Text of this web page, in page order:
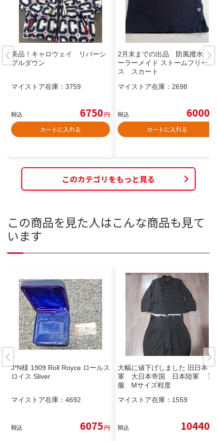
美品！キャロウェイ リバーシ
ブルダウン
マイストア在庫： 3759
税込 6750円
カートに入れる
2月末までの出品 防風撥水 テ
ーラーメイド ストームフリー
ス スカート
マイストア在庫： 2698
税込 6000
カートに入れる
このカテゴリをもっと見る
この商品を見た人はこんな商品も見て
います
J*N様 1909 Roll Royce ロールス
ロイス Sliver
マイストア在庫： 4692
税込 6075円
大幅に値下げしました 旧日本
軍 大日本帝国 日本陸軍 軍
服 Mサイズ程度
マイストア在庫： 1559
税込 10440